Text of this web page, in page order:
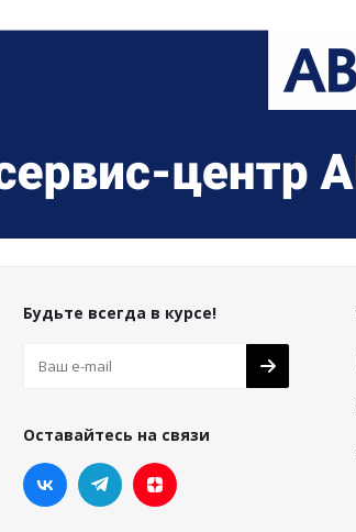
Будьте всегда в курсе!
Оставайтесь на связи